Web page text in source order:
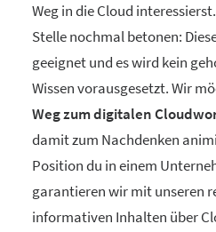
Weg in die Cloud
Stelle nochmal betonen:
geeignet und es wird kein
Wissen vorausgesetzt. Wir
Weg zum digitalen
damit zum Nachdenken
Position du in einem
garantieren wir mit unseren
informativen Inhalten über